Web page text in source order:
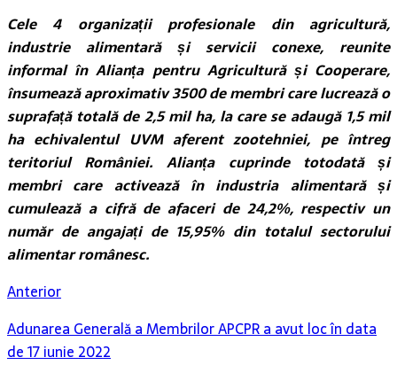
Cele 4 organizații profesionale din agricultură,
industrie alimentară și servicii conexe, reunite
informal în Alianța pentru Agricultură și Cooperare,
însumează aproximativ 3500 de membri care lucrează o
suprafață totală de 2,5 mil ha, la care se adaugă 1,5 mil
ha echivalentul UVM aferent zootehniei, pe întreg
teritoriul României. Alianța cuprinde totodată și
membri care activează în industria alimentară și
cumulează a cifră de afaceri de 24,2%, respectiv un
număr de angajați de 15,95% din totalul sectorului
alimentar românesc.
Anterior
Adunarea Generală a Membrilor APCPR a avut loc în data
de 17 iunie 2022